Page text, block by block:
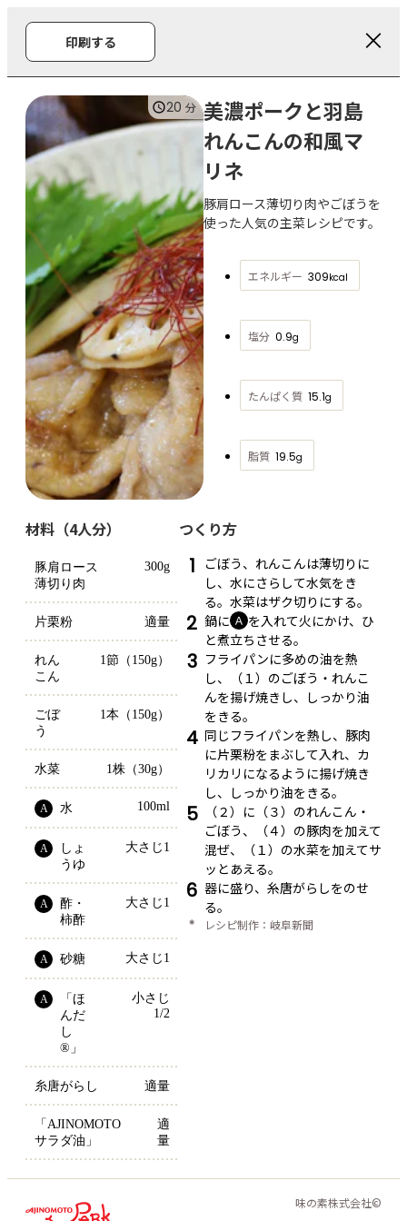
印刷する
20 分 美濃ポークと羽島
れんこんの和風マ
リネ
豚肩ロース薄切り肉やごぼうを
使った人気の主菜レシピです。
エネルギー 309kcal
塩分 0.9g
たんぱく質 15.1g
脂質 19.5g
材料（4人分）
豚肩ロース
薄切り肉
300g
片栗粉 適量
れん
こん
1節（150g）
ごぼ
う
1本（150g）
水菜 1株（30g）
A 水 100ml
A
しょ
うゆ
大さじ1
A
酢・
柿酢
大さじ1
A 砂糖 大さじ1
A
「ほ
んだ
し
®」
小さじ
1/2
糸唐がらし 適量
「AJINOMOTO
サラダ油」
適
量
つくり方
1
ごぼう、れんこんは薄切りに
し、水にさらして水気をき
る。水菜はザク切りにする。
2 鍋に Ａ を入れて火にかけ、ひ
と煮立ちさせる。
3 フライパンに多めの油を熱
し、（１）のごぼう・れんこ
んを揚げ焼きし、しっかり油
をきる。
4 同じフライパンを熱し、豚肉
に片栗粉をまぶして入れ、カ
リカリになるように揚げ焼き
し、しっかり油をきる。
5
（２）に（３）のれんこん・
ごぼう、（４）の豚肉を加えて
混ぜ、（１）の水菜を加えてサ
ッとあえる。
6 器に盛り、糸唐がらしをのせ
る。
＊ レシピ制作：岐阜新聞
味の素株式会社©